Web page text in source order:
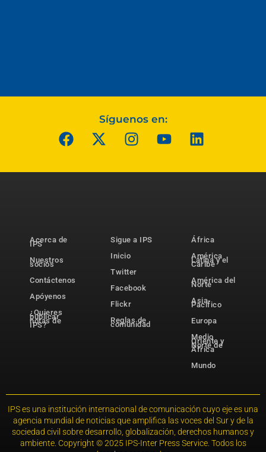
Síguenos en:
Acerca de
IPS
Nuestros
socios
Contáctenos
Apóyenos
¿Quieres
publicar
notas de
IPS?
Sigue a IPS
Inicio
Twitter
Facebook
Flickr
Reglas de
comunidad
África
América
Latina y el
Caribe
América del
Norte
Asia-
Pacífico
Europa
Medio
Oriente y
Norte de
África
Mundo
IPS es una institución internacional de comunicación cuyo eje es una
agencia mundial de noticias que amplifica las voces del Sur y de la
sociedad civil sobre desarrollo, globalización, derechos humanos y
ambiente. Copyright © 2025 IPS-Inter Press Service. Todos los